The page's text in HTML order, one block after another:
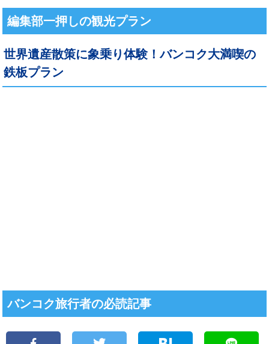
編集部一押しの観光プラン
世界遺産散策に象乗り体験！バンコク大満喫の
鉄板プラン
バンコク旅行者の必読記事